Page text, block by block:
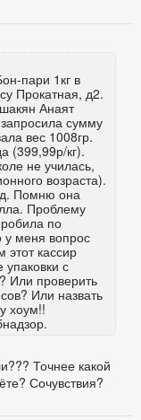
пари 1кг в
Прокатная, д2.
Анаят
сумму
вес 1008гр.
(399,99р/кг).
не училась,
возраста).
Помню она
Проблему
по
у меня вопрос
кассир
с
Или проверить
Или назвать
хоум!!
Точнее какой
Сочувствия?